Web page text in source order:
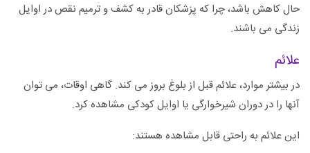
حال کاهش باشد، چرا که پزشکان قادر به کشف و ترمیم نقص در اوایل
زندگی می باشند.
علائم
در بیشتر موارد، علائم قبل از بلوغ بروز می کند. گاهی اوقات، می توان
آنها را در دوران شیرخوارگی یا اوایل کودکی مشاهده کرد.
این علائم به راحتی قابل مشاهده هستند: